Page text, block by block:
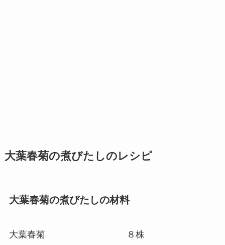
大葉春菊の煮びたしのレシピ
大葉春菊の煮びたしの材料
大葉春菊 ８株